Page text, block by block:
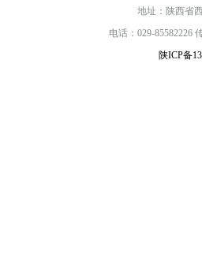
地址：陕西省
电话：029-85582226
陕ICP备